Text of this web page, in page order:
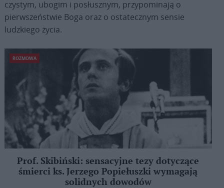
czystym, ubogim i posłusznym, przypominają o
pierwszeństwie Boga oraz o ostatecznym sensie
ludzkiego życia.
ROZMOWA
Prof. Skibiński: sensacyjne tezy dotyczące
śmierci ks. Jerzego Popiełuszki wymagają
solidnych dowodów